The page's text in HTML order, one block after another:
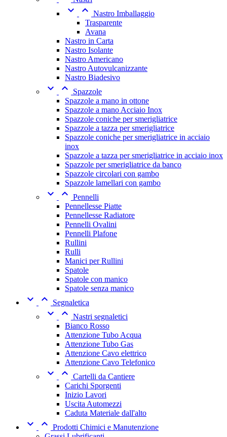
  Nastro Imballaggio
Trasparente
Avana
Nastro in Carta
Nastro Isolante
Nastro Americano
Nastro Autovulcanizzante
Nastro Biadesivo
 
Spazzole
Spazzole a mano in ottone
Spazzole a mano Acciaio Inox
Spazzole coniche per smerigliatrice
Spazzole a tazza per smerigliatrice
Spazzole coniche per smerigliatrice in acciaio
inox
Spazzole a tazza per smerigliatrice in acciaio inox
Spazzole per smerigliatrice da banco
Spazzole circolari con gambo
Spazzole lamellari con gambo
  Pennelli
Pennellesse Piatte
Pennellesse Radiatore
Pennelli Ovalini
Pennelli Plafone
Rullini
Rulli
Manici per Rullini
Spatole
Spatole con manico
Spatole senza manico
  Segnaletica
  Nastri segnaletici
Bianco Rosso
Attenzione Tubo Acqua
Attenzione Tubo Gas
Attenzione Cavo elettrico
Attenzione Cavo Telefonico
  Cartelli da Cantiere
Carichi Sporgenti
Inizio Lavori
Uscita Automezzi
Caduta Materiale dall'alto
  Prodotti Chimici e Manutenzione